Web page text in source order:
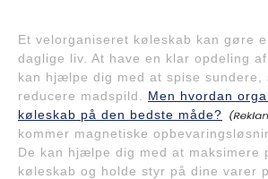
Et velorganiseret køleskab kan gøre
daglige liv. At have en klar opdeling
kan hjælpe dig med at spise sundere,
reducere madspild. Men hvordan
køleskab på den bedste måde?
kommer magnetiske
De kan hjælpe dig med at maksimere
køleskab og holde styr på dine varer